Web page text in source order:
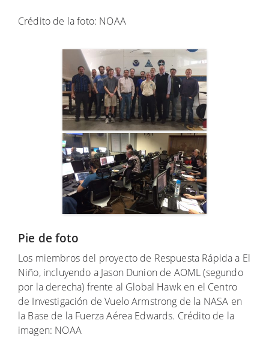
Crédito de la foto: NOAA
Pie de foto
Los miembros del proyecto de Respuesta Rápida a El
Niño, incluyendo a Jason Dunion de AOML (segundo
por la derecha) frente al Global Hawk en el Centro
de Investigación de Vuelo Armstrong de la NASA en
la Base de la Fuerza Aérea Edwards. Crédito de la
imagen: NOAA